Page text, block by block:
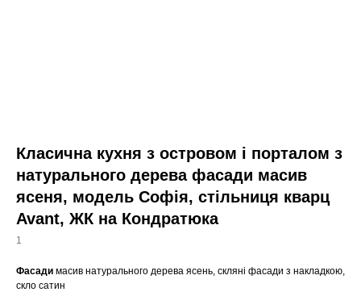
Класична кухня з островом і порталом з
натурального дерева фасади масив
ясеня, модель Софія, стільниця кварц
Avant, ЖК на Кондратюка
1
Фасади масив натурального дерева ясень, скляні фасади з накладкою,
скло сатин